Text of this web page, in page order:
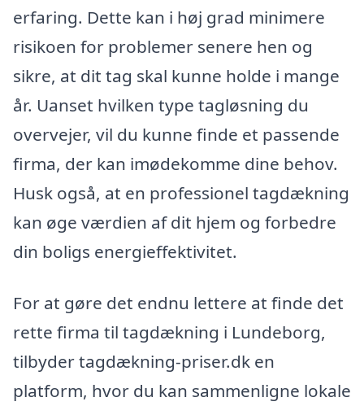
erfaring. Dette kan i høj grad minimere
risikoen for problemer senere hen og
sikre, at dit tag skal kunne holde i mange
år. Uanset hvilken type tagløsning du
overvejer, vil du kunne finde et passende
firma, der kan imødekomme dine behov.
Husk også, at en professionel tagdækning
kan øge værdien af dit hjem og forbedre
din boligs energieffektivitet.
For at gøre det endnu lettere at finde det
rette firma til tagdækning i Lundeborg,
tilbyder tagdækning-priser.dk en
platform, hvor du kan sammenligne lokale